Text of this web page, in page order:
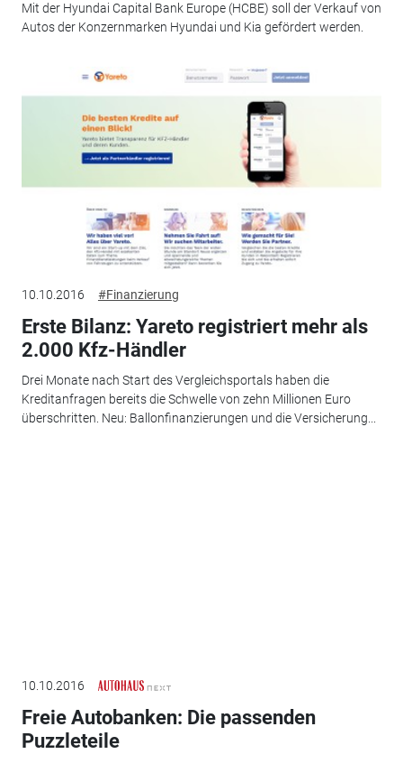
Mit der Hyundai Capital Bank Europe (HCBE) soll der Verkauf von
Autos der Konzernmarken Hyundai und Kia gefördert werden.
10.10.2016 #Finanzierung
Erste Bilanz: Yareto registriert mehr als
2.000 Kfz-Händler
Drei Monate nach Start des Vergleichsportals haben die
Kreditanfragen bereits die Schwelle von zehn Millionen Euro
überschritten. Neu: Ballonfinanzierungen und die Versicherung...
10.10.2016
Freie Autobanken: Die passenden
Puzzleteile